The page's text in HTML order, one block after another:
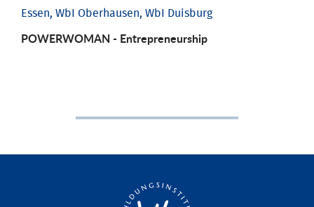
Essen, WbI Oberhausen, WbI Duisburg
POWERWOMAN - Entrepreneurship